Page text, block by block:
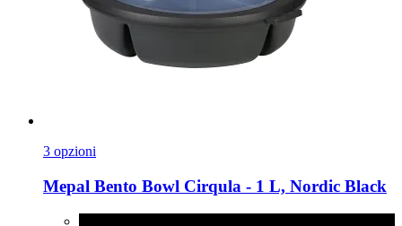
3 opzioni
Mepal Bento Bowl Cirqula -​ 1 L, Nordic Black